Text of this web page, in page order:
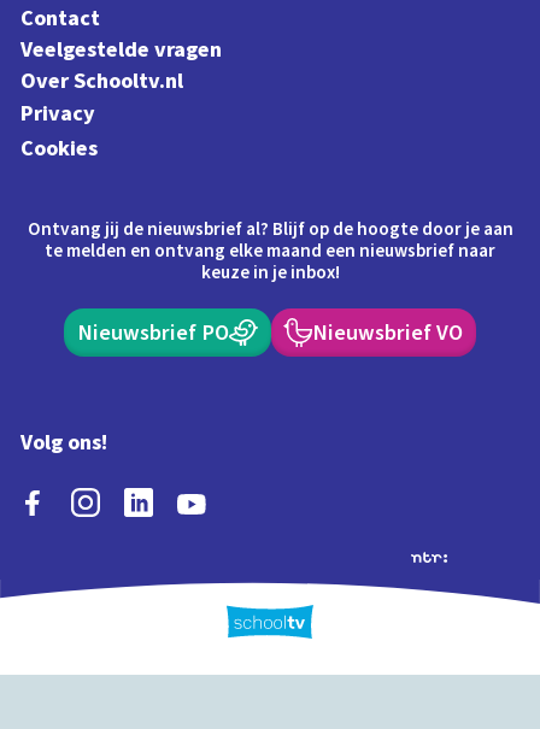
Contact
Veelgestelde vragen
Over Schooltv.nl
Privacy
Cookies
Ontvang jij de nieuwsbrief al? Blijf op de hoogte door je aan
te melden en ontvang elke maand een nieuwsbrief naar
keuze in je inbox!
Nieuwsbrief PO Nieuwsbrief VO
Volg ons!